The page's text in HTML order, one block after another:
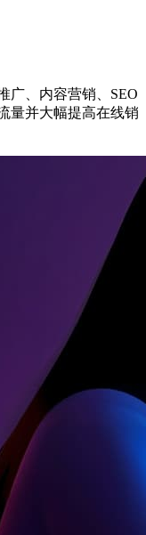
广、内容营销、SEO
量并大幅提高在线销